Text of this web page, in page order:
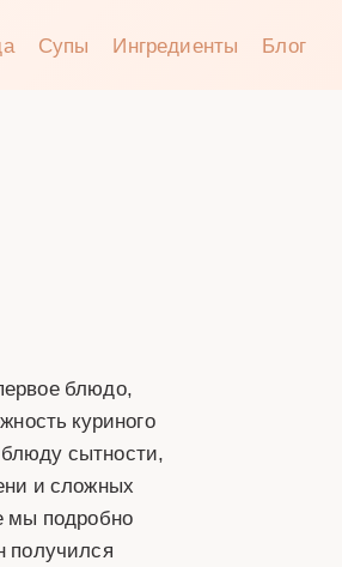
Супы Ингредиенты Блог
блюдо,
куриного
сытности,
и сложных
мы подробно
получился